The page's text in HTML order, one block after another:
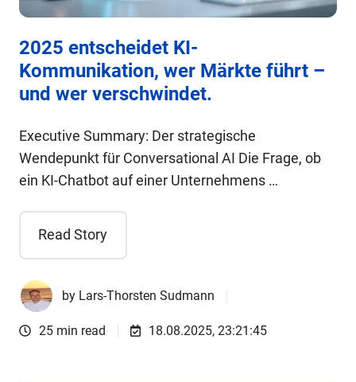
2025 entscheidet KI-
Kommunikation, wer Märkte führt –
und wer verschwindet.
Executive Summary: Der strategische
Wendepunkt für Conversational AI Die Frage, ob
ein KI-Chatbot auf einer Unternehmens …
Read Story
by Lars-Thorsten Sudmann
25 min read 18.08.2025, 23:21:45